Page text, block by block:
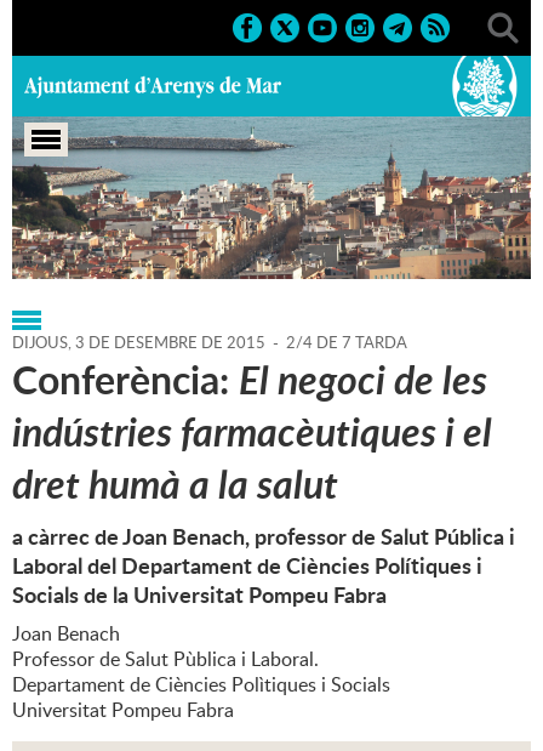
Portada > Regidories > Cultura > Agenda > 03-12-2015
DIJOUS,3 DE DESEMBRE DE 2015 - 2/4 DE 7 TARDA
Conferència: El negoci de les
indústries farmacèutiques i el
dret humà a la salut
a càrrec de Joan Benach, professor de Salut Pública i
Laboral del Departament de Ciències Polítiques i
Socials de la Universitat Pompeu Fabra
Joan Benach
Professor de Salut Pùblica i Laboral.
Departament de Ciències Polìtiques i Socials
Universitat Pompeu Fabra